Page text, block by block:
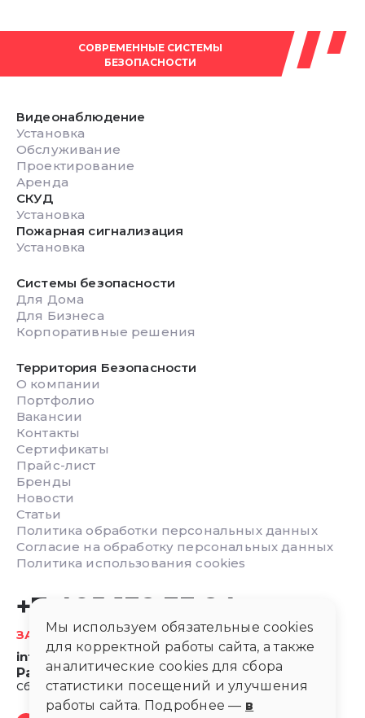
СОВРЕМЕННЫЕ СИСТЕМЫ
БЕЗОПАСНОСТИ
Видеонаблюдение
Установка
Обслуживание
Проектирование
Аренда
СКУД
Установка
Пожарная сигнализация
Установка
Системы безопасности
Для Дома
Для Бизнеса
Корпоративные решения
Территория Безопасности
О компании
Портфолио
Вакансии
Контакты
Сертификаты
Прайс-лист
Бренды
Новости
Статьи
Политика обработки персональных данных
Согласие на обработку персональных данных
Политика использования cookies
+7 495 132 33 24
ЗАКАЗАТЬ ОБРАТНЫЙ ЗВОНОК
info@safetyarea.ru
Работаем с 8:00 до 20:00
Сб, Вс в режиме онлайн
Мы используем обязательные cookies
для корректной работы сайта, а также
аналитические cookies для сбора
статистики посещений и улучшения
работы сайта. Подробнее — в